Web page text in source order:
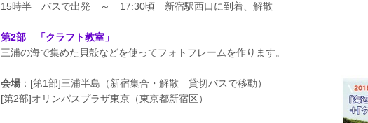
15時半 バスで出発 ～ 17:30頃 新宿駅西口に到着、解散
第2部 「クラフト教室 」
三浦の海で集めた貝殻などを使ってフォトフレームを作ります。
会場 ：[第1部]三浦半島（新宿集合・解散 貸切バスで移動）
[第2部]オリンパスプラザ東京（東京都新宿区）